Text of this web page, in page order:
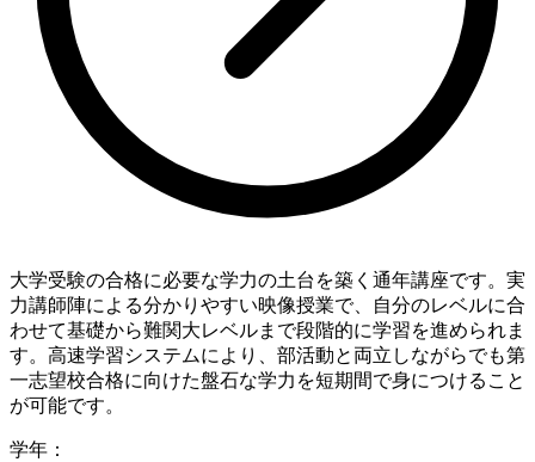
大学受験の合格に必要な学力の土台を築く通年講座です。実
力講師陣による分かりやすい映像授業で、自分のレベルに合
わせて基礎から難関大レベルまで段階的に学習を進められま
す。高速学習システムにより、部活動と両立しながらでも第
一志望校合格に向けた盤石な学力を短期間で身につけること
が可能です。
学年：